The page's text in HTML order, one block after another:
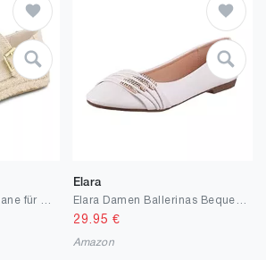
Elara
29.95 €
Amazon